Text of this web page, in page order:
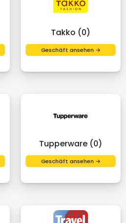
Takko (0)
Geschäft ansehen →
Tupperware (0)
Geschäft ansehen →